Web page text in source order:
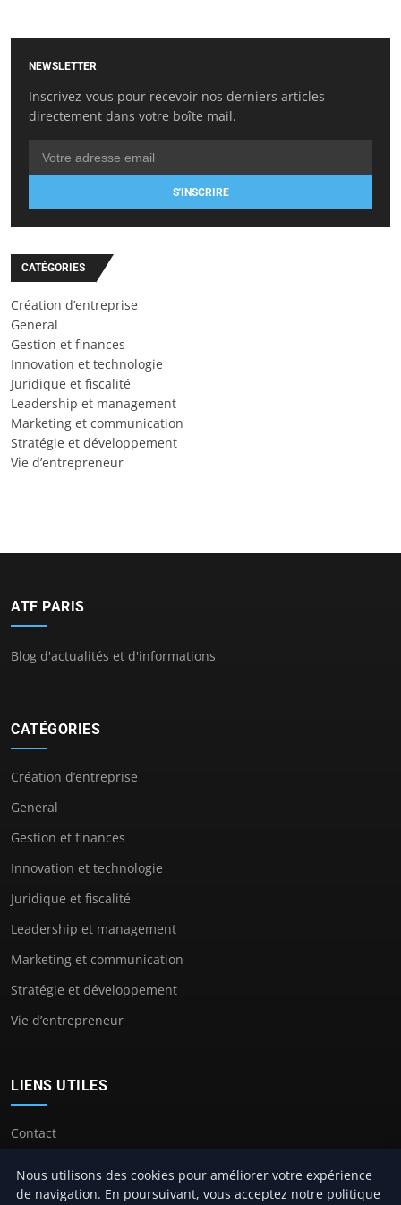
NEWSLETTER
Inscrivez-vous pour recevoir nos derniers articles
directement dans votre boîte mail.
S'INSCRIRE
CATÉGORIES
Création d’entreprise
General
Gestion et finances
Innovation et technologie
Juridique et fiscalité
Leadership et management
Marketing et communication
Stratégie et développement
Vie d’entrepreneur
ATF PARIS
Blog d'actualités et d'informations
CATÉGORIES
Création d’entreprise
General
Gestion et finances
Innovation et technologie
Juridique et fiscalité
Leadership et management
Marketing et communication
Stratégie et développement
Vie d’entrepreneur
LIENS UTILES
Contact
Nous utilisons des cookies pour améliorer votre expérience
de navigation. En poursuivant, vous acceptez notre politique